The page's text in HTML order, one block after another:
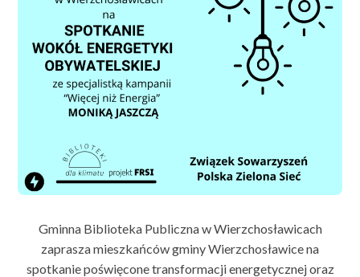
Gminna Biblioteka Publiczna w Wierzchosławicach
zaprasza mieszkańców gminy Wierzchosławice na
spotkanie poświęcone transformacji energetycznej oraz